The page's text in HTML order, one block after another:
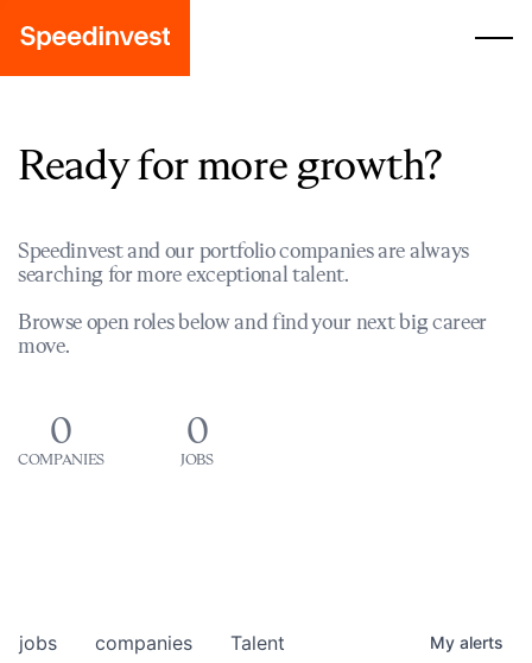
Ready for more growth?
Speedinvest and our portfolio companies are always
searching for more exceptional talent.
Browse open roles below and find your next big career
move.
0
COMPANIES
0
JOBS
jobs companies Talent My alerts